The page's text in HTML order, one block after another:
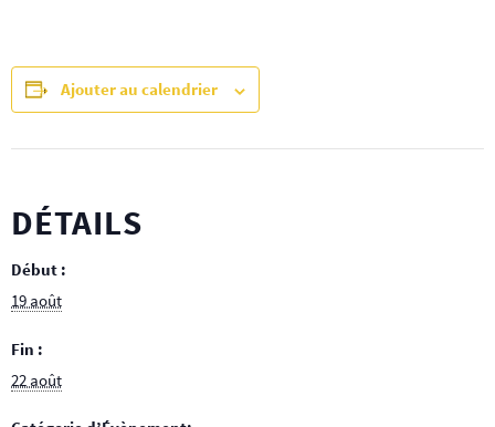
Ajouter au calendrier
DÉTAILS
Début :
19 août
Fin :
22 août